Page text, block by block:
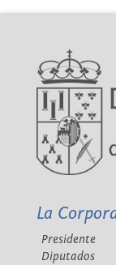
La
Presidente
Diputados